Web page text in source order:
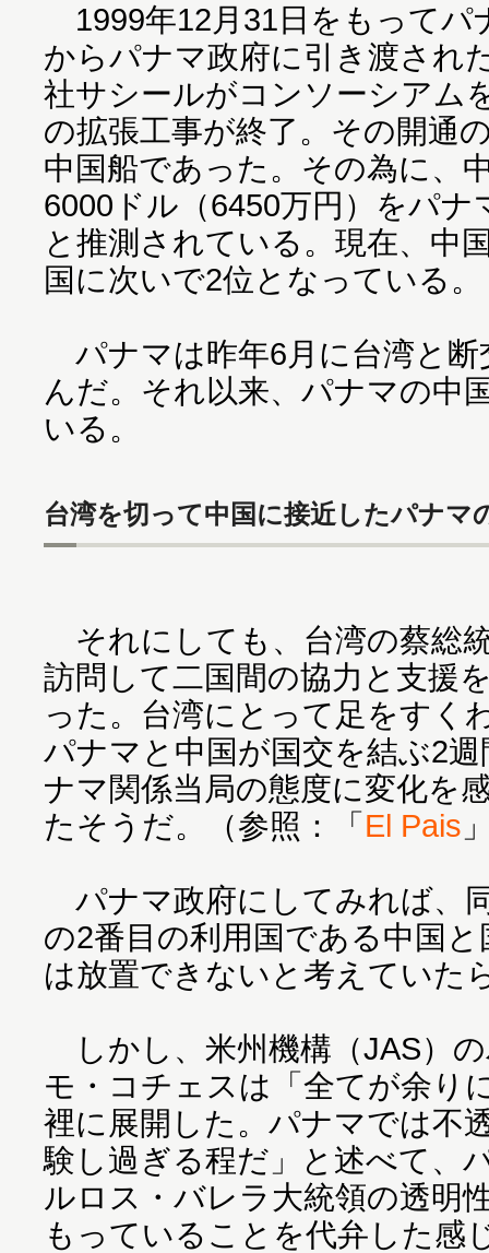
1999年12月31日をもってパ
からパナマ政府に引き渡され
社サシールがコンソーシアム
の拡張工事が終了。その開通
中国船であった。その為に、
6000ドル（6450万円）をパナ
と推測されている。現在、中
国に次いで2位となっている
パナマは昨年6月に台湾と断
んだ。それ以来、パナマの中
いる。
台湾を切って中国に接近したパナマ
それにしても、台湾の蔡総
訪問して二国間の協力と支援
った。台湾にとって足をすく
パナマと中国が国交を結ぶ2
ナマ関係当局の態度に変化を
たそうだ。（参照：「El Pais
パナマ政府にしてみれば、
の2番目の利用国である中国
は放置できないと考えていた
しかし、米州機構（JAS）
モ・コチェスは「全てが余り
裡に展開した。パナマでは不
験し過ぎる程だ」と述べて、
ルロス・バレラ大統領の透明
もっていることを代弁した感